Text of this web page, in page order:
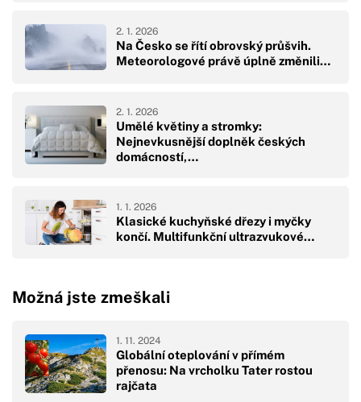
Na Česko se řítí obrovský průšvih.
Meteorologové právě úplně změnili…
2. 1. 2026
Umělé květiny a stromky:
Nejnevkusnější doplněk českých
domácností,…
2. 1. 2026
Klasické kuchyňské dřezy i myčky
končí. Multifunkční ultrazvukové…
1. 1. 2026
Možná jste zmeškali
Globální oteplování v přímém
přenosu: Na vrcholku Tater rostou
rajčata
1. 11. 2024